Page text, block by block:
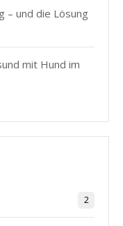
– und die Lösung
mit Hund im
2